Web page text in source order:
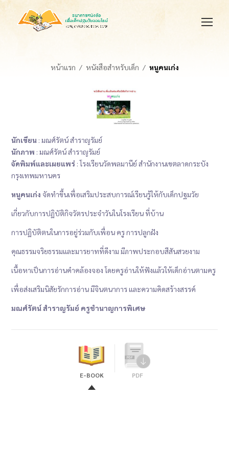
หน้าแรก หนังสือสำหรับเด็ก หนูคนเก่ง
นักเขียน : มณศ์รัตน์ สำราญรัมย์
นักภาพ : มณศ์รัตน์ สำราญรัมย์
จัดพิมพ์และเผยแพร่ : โรงเรียนวัดพลมานีย์ สำนักงานเขตลาดกระบัง
กรุงเทพมหานคร
หนูคนเก่ง จัดทำขึ้นเพื่อเสริมประสบการณ์เรียนรู้ให้กับเด็กปฐมวัย
เกี่ยวกับการปฏิบัติกิจวัตรประจําวันในโรงเรียน ที่บ้าน
การปฏิบัติตนในการอยู่ร่วมกับเพื่อน ครู การปลูกฝัง
คุณธรรมจริยธรรมและมารยาทที่ดีงาม มีภาพประกอบสีสันสวยงาม
เนื้อหาเป็นการอ่านคำคล้องจอง โดยครูอ่านให้ฟังแล้วให้เด็กอ่านตามครู
เพื่อส่งเสริมนิสัยรักการอ่าน มีจินตนาการ และความคิดสร้างสรรค์
มณศ์รัตน์ สำราญรัมย์ ครูชำนาญการพิเศษ
E-BOOK PDF